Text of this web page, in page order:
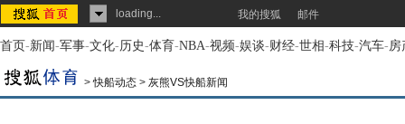
loading... 我的搜狐 邮件
首页-新闻-军事-文化-历史-体育-NBA-视频-娱谈-财经-世相-科技-汽车-房
>快船动态 > 灰熊VS快船新闻